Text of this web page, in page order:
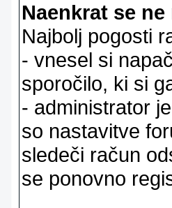
Naenkrat se
Najbolj pogosti
- vnesel si
sporočilo, ki si
- administrator
so nastavitve
sledeči račun
se ponovno